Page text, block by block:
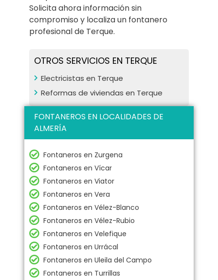
Solicita ahora información sin
compromiso y localiza un fontanero
profesional de Terque.
OTROS SERVICIOS EN TERQUE
Electricistas en Terque
Reformas de viviendas en Terque
FONTANEROS EN LOCALIDADES DE
ALMERÍA
Fontaneros en Zurgena
Fontaneros en Vícar
Fontaneros en Viator
Fontaneros en Vera
Fontaneros en Vélez-Blanco
Fontaneros en Vélez-Rubio
Fontaneros en Velefique
Fontaneros en Urrácal
Fontaneros en Uleila del Campo
Fontaneros en Turrillas